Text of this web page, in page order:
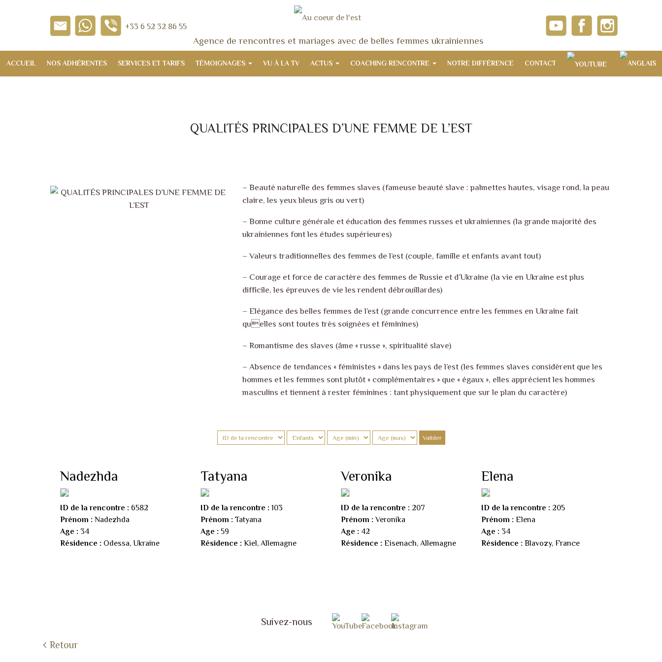
Agence de rencontres et mariages avec de belles femmes ukrainiennes
ACCUEIL NOS ADHÉRENTES SERVICES ET TARIFS TÉMOIGNAGES VU À LA TV ACTUS COACHING RENCONTRE NOTRE DIFFÉRENCE CONTACT
+33 6 52 32 86 55
QUALITÉS PRINCIPALES D’UNE FEMME DE L’EST
– Beauté naturelle des femmes slaves (fameuse beauté slave : palmettes hautes, visage rond, la peau
claire, les yeux bleus gris ou vert)
– Bonne culture générale et éducation des femmes russes et ukrainiennes (la grande majorité des
ukrainiennes font les études supérieures)
– Valeurs traditionnelles des femmes de l’est (couple, famille et enfants avant tout)
– Courage et force de caractère des femmes de Russie et d’Ukraine (la vie en Ukraine est plus
difficile, les épreuves de vie les rendent débrouillardes)
– Elégance des belles femmes de l’est (grande concurrence entre les femmes en Ukraine fait
quelles sont toutes très soignées et féminines)
– Romantisme des slaves (âme « russe », spiritualité slave)
– Absence de tendances « féministes » dans les pays de l’est (les femmes slaves considèrent que les
hommes et les femmes sont plutôt « complémentaires » que « égaux », elles apprécient les hommes
masculins et tiennent à rester féminines : tant physiquement que sur le plan du caractère)
Nadezhda
ID de la rencontre : 6582
Prénom : Nadezhda
Age : 34
Résidence : Odessa, Ukraine
Tatyana
ID de la rencontre : 103
Prénom : Tatyana
Age : 59
Résidence : Kiel, Allemagne
Veronika
ID de la rencontre : 207
Prénom :Veronika
Age : 42
Résidence : Eisenach, Allemagne
Elena
ID de la rencontre : 205
Prénom : Elena
Age : 34
Résidence : Blavozy, France
Suivez-nous
Retour